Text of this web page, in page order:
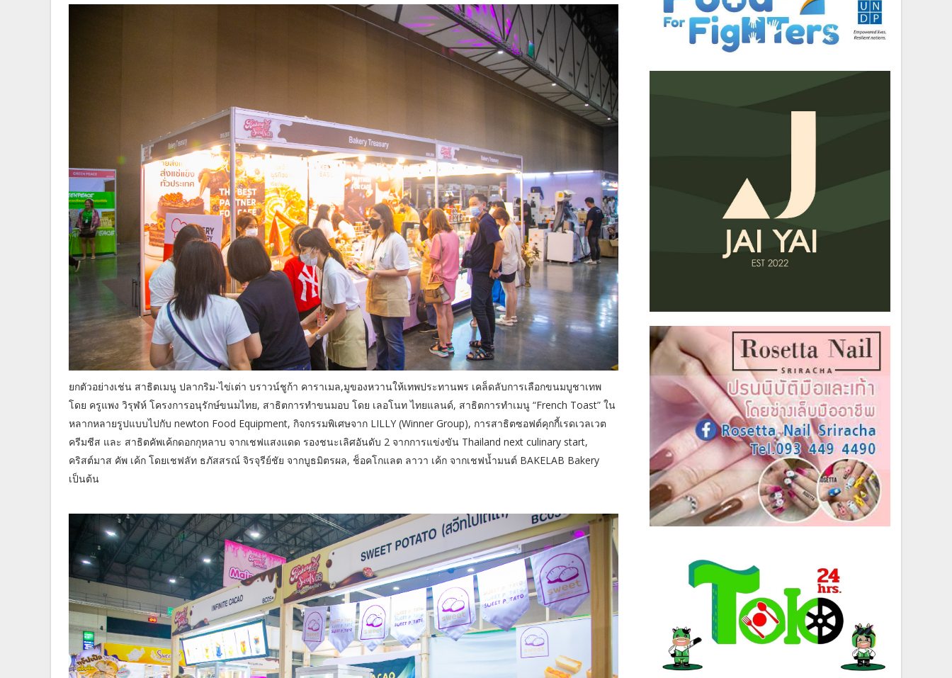
ยกตัวอย่างเช่น สาธิตเมนู ปลากริม-ไข่เต่า บราวน์ชูก้า คาราเมล,มูของหวานให้เทพประทานพร เคล็ดลับการเลือกขนมบูชาเทพ
โดย ครูแพง วิรุฬห์ โครงการอนุรักษ์ขนมไทย, สาธิตการทำขนมอบ โดย เลอโนท ไทยแลนด์, สาธิตการทำเมนู “French Toast” ใน
หลากหลายรูปแบบไปกับ newton Food Equipment, กิจกรรมพิเศษจาก LILLY (Winner Group), การสาธิตซอฟต์คุกกี้เรดเวลเวต
ครีมชีส และ สาธิตคัพเค้กดอกกุหลาบ จากเชฟแสงแดด รองชนะเลิศอันดับ 2 จากการแข่งขัน Thailand next culinary start,
คริสต์มาส คัพ เค้ก โดยเชฟลัท ธภัสสรณ์ จิรจุรีย์ชัย จากบูธมิตรผล, ช็อคโกแลต ลาวา เค้ก จากเชฟน้ำมนต์ BAKELAB Bakery
เป็นต้น